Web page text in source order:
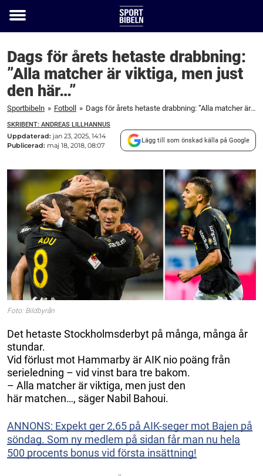
Toggle
Dags för årets hetaste drabbning:
”Alla matcher är viktiga, men just
den här…”
Sportbibeln » Fotboll » Dags för årets hetaste drabbning: ”Alla matcher är viktiga, men just den här...”
SKRIBENT: ANDREAS LILLHANNUS
Uppdaterad: jan 23, 2025, 14:14
Publicerad: maj 18, 2018, 08:07
Lägg till som önskad källa på Google
Foto: Bildbyrån
Det hetaste Stockholmsderbyt på många, många år
stundar.
Vid förlust mot Hammarby är AIK nio poäng från
serieledning – vid vinst bara tre bakom.
– Alla matcher är viktiga, men just den
här matchen…, säger Nabil Bahoui.
ANNONS: Expekt ger 2,65 på AIK-seger mot Bajen på
söndag. Som ny medlem på sidan får man nu hela
500 procents bonus vid första insättning!